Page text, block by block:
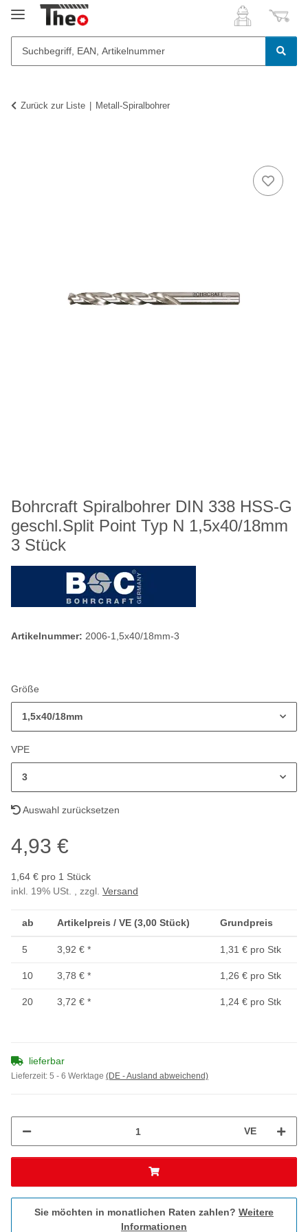
Zurück zur Liste Metall-Spiralbohrer
Bohrcraft Spiralbohrer DIN 338 HSS-G
geschl.Split Point Typ N 1,5x40/18mm
3 Stück
Artikelnummer: 2006-1,5x40/18mm-3
Größe
1,5x40/18mm
VPE
3
Auswahl zurücksetzen
4,93 €
1,64 € pro 1 Stück
inkl. 19% USt. , zzgl. Versand
ab Artikelpreis / VE (3,00 Stück) Grundpreis
5 3,92 € * 1,31 € pro Stk
10 3,78 € * 1,26 € pro Stk
20 3,72 € * 1,24 € pro Stk
lieferbar
Lieferzeit: 5 - 6 Werktage (DE - Ausland abweichend)
VE
Sie möchten in monatlichen Raten zahlen? Weitere
Informationen